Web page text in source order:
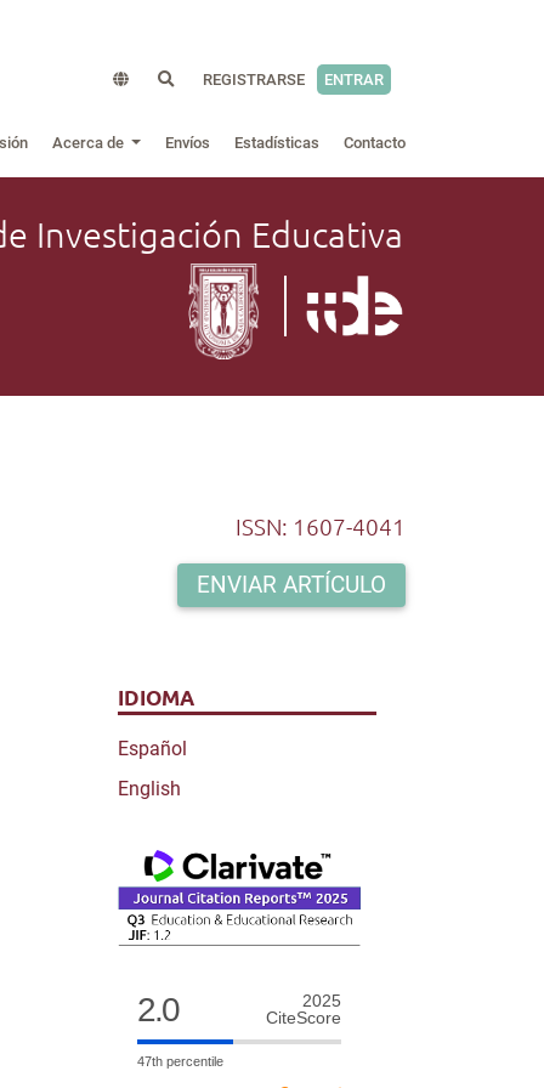
REGISTRARSE ENTRAR
Acerca de Envíos Estadísticas Contacto
Investigación Educativa
ISSN: 1607-4041
ENVIAR ARTÍCULO
IDIOMA
Español
English
2.0
2025
CiteScore
47th percentile